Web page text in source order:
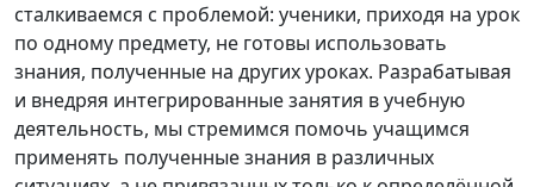
сталкиваемся с проблемой: ученики, приходя на урок
по одному предмету, не готовы использовать
знания, полученные на других уроках. Разрабатывая
и внедряя интегрированные занятия в учебную
деятельность, мы стремимся помочь учащимся
применять полученные знания в различных